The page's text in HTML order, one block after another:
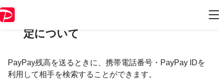
定について
PayPay残高を送るときに、携帯電話番号・PayPay IDを
利用して相手を検索することができます。